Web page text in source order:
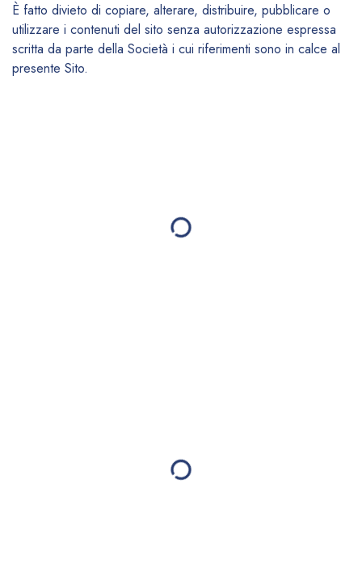
È fatto divieto di copiare, alterare, distribuire, pubblicare o
utilizzare i contenuti del sito senza autorizzazione espressa
scritta da parte della Società i cui riferimenti sono in calce al
presente Sito.